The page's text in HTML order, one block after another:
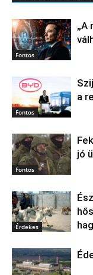
Fontos
„A
Fontos
a
Fontos
jó
Érdekes